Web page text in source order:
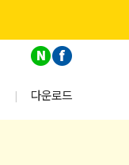
| 다운로드